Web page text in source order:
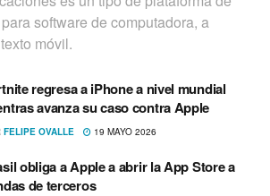
software de computadora, a
móvil.
regresa a iPhone a nivel mundial
avanza su caso contra Apple
FELIPE OVALLE 19 MAYO 2026
obliga a Apple a abrir la App Store a
de terceros